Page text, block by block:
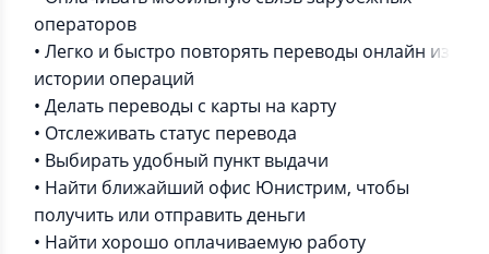
операторов
• Легко и быстро повторять переводы онлайн из
истории операций
• Делать переводы с карты на карту
• Отслеживать статус перевода
• Выбирать удобный пункт выдачи
• Найти ближайший офис Юнистрим, чтобы
получить или отправить деньги
• Найти хорошо оплачиваемую работу